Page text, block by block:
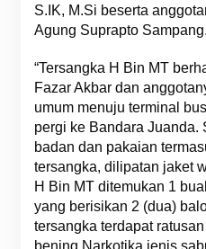
S.IK, M.Si beserta
Agung Suprapto Sampang.
“Tersangka H Bin MT
Fazar Akbar dan
umum menuju terminal
pergi ke Bandara Juanda.
badan dan pakaian
tersangka, dilipatan jaket
H Bin MT ditemukan 1
yang berisikan 2 (dua)
tersangka terdapat